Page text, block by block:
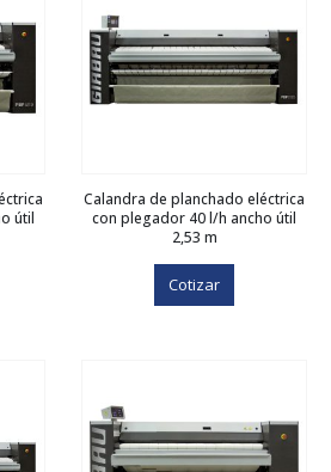
útil
Calandra de planchado eléctrica
con plegador 40 l/h ancho útil
2,53 m
Cotizar